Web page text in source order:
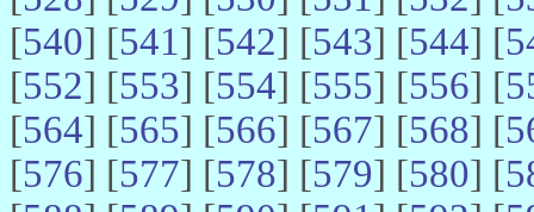
[540] [541] [542] [543] [544] [
[552] [553] [554] [555] [556] [
[564] [565] [566] [567] [568] [
[576] [577] [578] [579] [580] [